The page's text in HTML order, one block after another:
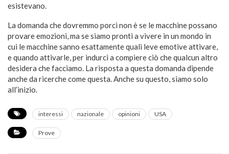
esistevano.
La domanda che dovremmo porci non è se le macchine possano
provare emozioni, ma se siamo pronti a vivere in un mondo in
cui le macchine sanno esattamente quali leve emotive attivare,
e quando attivarle, per indurci a compiere ciò che qualcun altro
desidera che facciamo. La risposta a questa domanda dipende
anche da ricerche come questa. Anche su questo, siamo solo
all’inizio.
interessi nazionale opinioni USA
Prove